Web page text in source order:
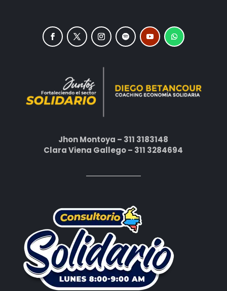
Jhon Montoya – 311 3183148
Clara Viena Gallego – 311 3284694